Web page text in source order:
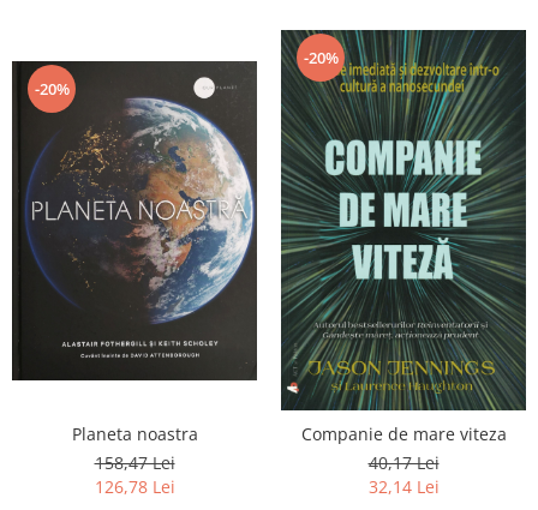
-20%
Planeta noastra
158,47 Lei
126,78 Lei
-20%
Companie de mare viteza
40,17 Lei
32,14 Lei